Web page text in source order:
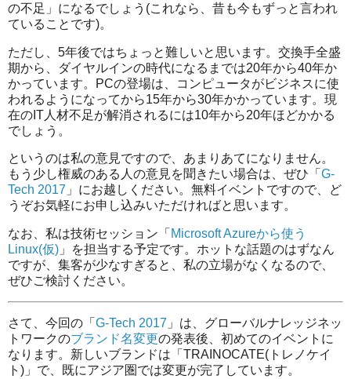
の不足」になるでしょう(これなら、昔も今もずっと言われ
ていることです)。
ただし、5年後ではちょっと難しいと思います。交換手全盛
期から、ダイヤルインの時代になるまでは20年から40年か
かっています。PCの登場は、コンピュータがビジネスに使
われるようになってから15年から30年かかっています。現
在のIT人材不足が解消されるには10年から20年ほどかかる
でしょう。
というのは私の意見ですので、あまりあてになりません。
もう少し権威のある人の意見を聞きたい場合は、ぜひ「 G-
Tech 2017 」にお越しください。無料イベントですので、ど
うぞお気軽にお申し込みいただければと思います。
なお、私は技術セッション「 Microsoft Azureから使う
Linux(仮) 」を担当する予定です。ホットな話題のはずなん
ですが、集客が少なすぎると、私の立場がなくなるので、
ぜひご検討ください。
さて、今回の「 G-Tech 2017 」は、グローバルナレッジネッ
トワークのブランド名変更の発表後、初めてのイベントに
なります。新しいブランドは「TRAINOCATE(トレノケイ
ト)」で、既にアジア圏では変更が完了しています。